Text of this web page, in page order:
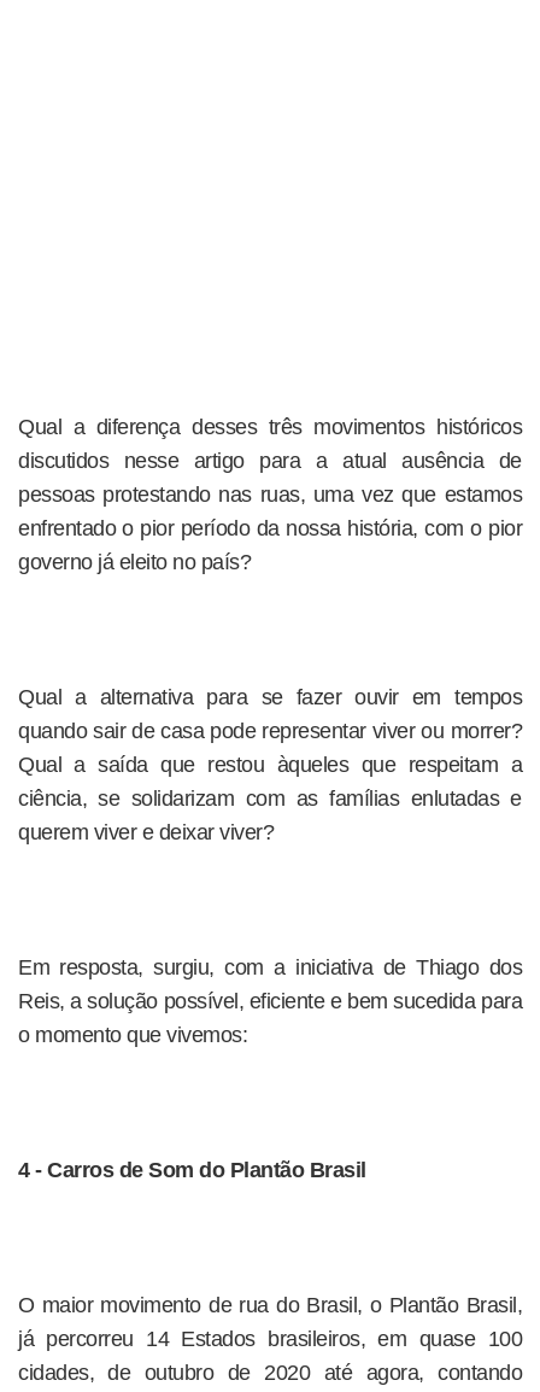
Qual a diferença desses três movimentos históricos
discutidos nesse artigo para a atual ausência de
pessoas protestando nas ruas, uma vez que estamos
enfrentado o pior período da nossa história, com o pior
governo já eleito no país?
Qual a alternativa para se fazer ouvir em tempos
quando sair de casa pode representar viver ou morrer?
Qual a saída que restou àqueles que respeitam a
ciência, se solidarizam com as famílias enlutadas e
querem viver e deixar viver?
Em resposta, surgiu, com a iniciativa de Thiago dos
Reis, a solução possível, eficiente e bem sucedida para
o momento que vivemos:
4 - Carros de Som do Plantão Brasil
O maior movimento de rua do Brasil, o Plantão Brasil,
já percorreu 14 Estados brasileiros, em quase 100
cidades, de outubro de 2020 até agora, contando